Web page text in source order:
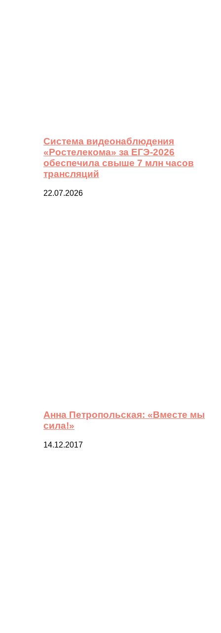
Система видеонаблюдения
«Ростелекома» за ЕГЭ-2026
обеспечила свыше 7 млн часов
трансляций
22.07.2026
Анна Петропольская: «Вместе мы
сила!»
14.12.2017